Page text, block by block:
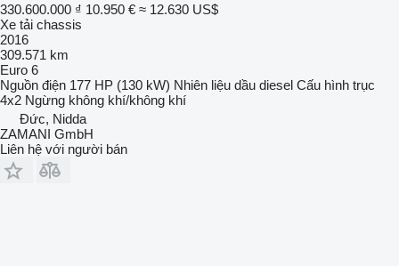
330.600.000 ₫ 10.950 € ≈ 12.630 US$
Xe tải chassis
2016
309.571 km
Euro 6
Nguồn điện 177 HP (130 kW) Nhiên liệu dầu diesel Cấu hình trục
4x2 Ngừng không khí/không khí
Đức, Nidda
ZAMANI GmbH
Liên hệ với người bán